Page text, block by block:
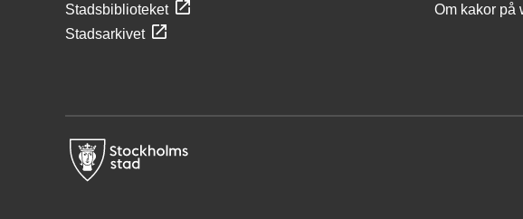
Stadsbiblioteket
Stadsarkivet
Om kakor på